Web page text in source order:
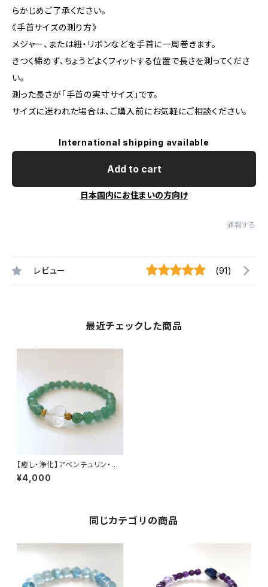
らかじめご了承ください。
《手首サイズの測り方》
メジャー、または紐・リボンなどを手首に一周巻きます。
きつく締めず、ちょうどよくフィットする位置で長さを測ってくださ
い。
測った長さが「手首の実寸サイズ」です。
サイズに迷われた場合は、ご購入前にお気軽にご相談ください。
International shipping available
Add to cart
日本国内にお住まいの方向け
通報する
レビュー (91)
最近チェックした商品
【癒し・浄化】アベンチュリン・水
晶（石サイズ:6mm） 内径14cm
¥4,000
同じカテゴリの商品